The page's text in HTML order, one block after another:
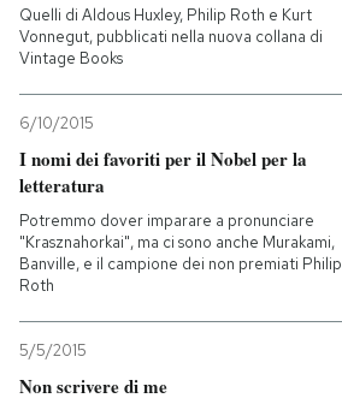
Quelli di Aldous Huxley, Philip Roth e Kurt
Vonnegut, pubblicati nella nuova collana di
Vintage Books
6/10/2015
I nomi dei favoriti per il Nobel per la
letteratura
Potremmo dover imparare a pronunciare
"Krasznahorkai", ma ci sono anche Murakami,
Banville, e il campione dei non premiati Philip
Roth
5/5/2015
Non scrivere di me